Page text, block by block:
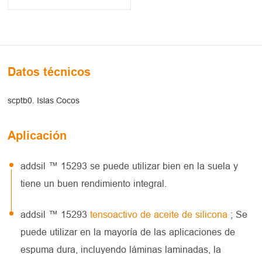
Datos técnicos
scptb0. Islas Cocos
Aplicación
addsil ™ 15293 se puede utilizar bien en la suela y
tiene un buen rendimiento integral.
addsil ™ 15293tensoactivo de aceite de silicona ; Se
puede utilizar en la mayoría de las aplicaciones de
espuma dura, incluyendo láminas laminadas, la